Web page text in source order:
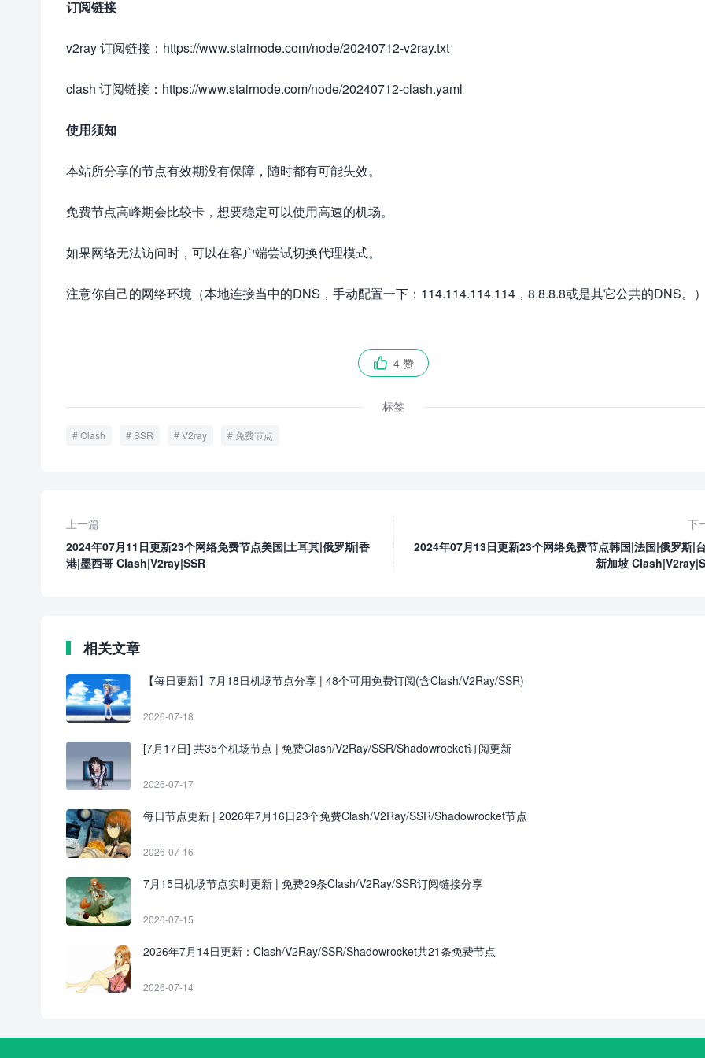
订阅链接
v2ray 订阅链接：https://www.stairnode.com/node/20240712-v2ray.txt
clash 订阅链接：https://www.stairnode.com/node/20240712-clash.yaml
使用须知
本站所分享的节点有效期没有保障，随时都有可能失效。
免费节点高峰期会比较卡，想要稳定可以使用高速的机场。
如果网络无法访问时，可以在客户端尝试切换代理模式。
注意你自己的网络环境（本地连接当中的DNS，手动配置一下：114.114.114.114，8.8.8.8或是其它公共的DNS。
 4 赞
标签
Clash SSR V2ray 免费节点
上一篇
2024年07月11日更新23个网络免费节点美国|土耳其|俄罗斯|香
港|墨西哥 Clash|V2ray|SSR
下
2024年07月13日更新23个网络免费节点韩国|法国|俄罗斯|
新加坡
相关文章
【每日更新】7月18日机场节点分享 | 48个可用免费订阅(含Clash/V2Ray/SSR)
2026-07-18
[7月17日] 共35个机场节点 | 免费Clash/V2Ray/SSR/Shadowrocket订阅更新
2026-07-17
每日节点更新 | 2026年7月16日23个免费Clash/V2Ray/SSR/Shadowrocket节点
2026-07-16
7月15日机场节点实时更新 | 免费29条Clash/V2Ray/SSR订阅链接分享
2026-07-15
2026年7月14日更新：Clash/V2Ray/SSR/Shadowrocket共21条免费节点
2026-07-14